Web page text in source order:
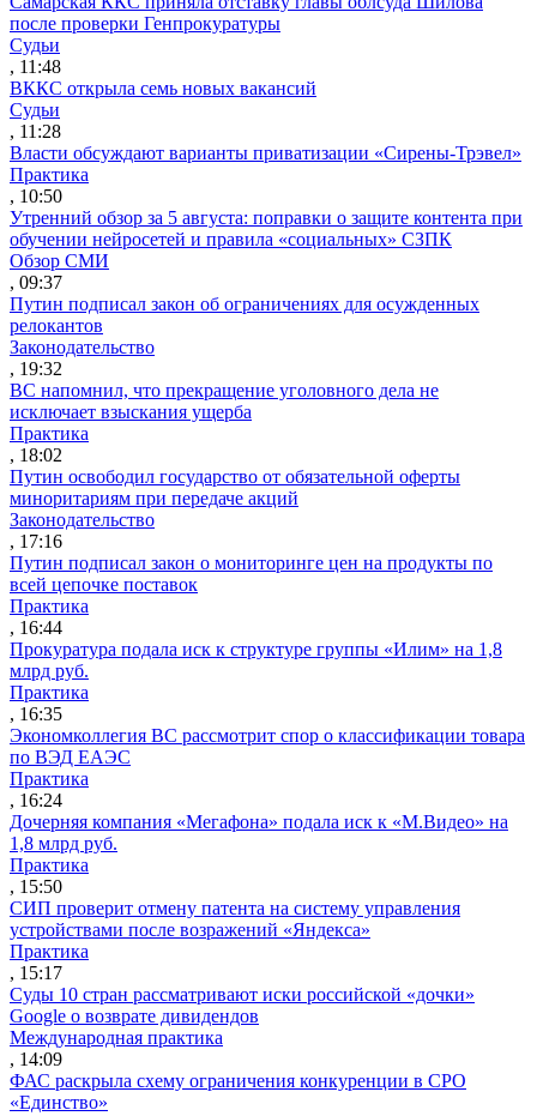
после проверки Генпрокуратуры
Судьи
, 11:48
ВККС открыла семь новых вакансий
Судьи
, 11:28
Власти обсуждают варианты приватизации «Сирены-Трэвел»
Практика
, 10:50
Утренний обзор за 5 августа: поправки о защите контента при
обучении нейросетей и правила «социальных» СЗПК
Обзор СМИ
, 09:37
Путин подписал закон об ограничениях для осужденных
релокантов
Законодательство
, 19:32
ВС напомнил, что прекращение уголовного дела не
исключает взыскания ущерба
Практика
, 18:02
Путин освободил государство от обязательной оферты
миноритариям при передаче акций
Законодательство
, 17:16
Путин подписал закон о мониторинге цен на продукты по
всей цепочке поставок
Практика
, 16:44
Прокуратура подала иск к структуре группы «Илим» на 1,8
млрд руб.
Практика
, 16:35
Экономколлегия ВС рассмотрит спор о классификации товара
по ВЭД ЕАЭС
Практика
, 16:24
Дочерняя компания «Мегафона» подала иск к «М.Видео» на
1,8 млрд руб.
Практика
, 15:50
СИП проверит отмену патента на систему управления
устройствами после возражений «Яндекса»
Практика
, 15:17
Суды 10 стран рассматривают иски российской «дочки»
Google о возврате дивидендов
Международная практика
, 14:09
ФАС раскрыла схему ограничения конкуренции в СРО
«Единство»